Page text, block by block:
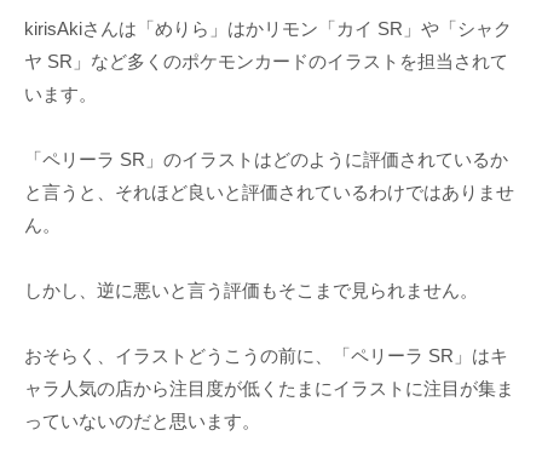
kirisAkiさんは「めりら」はかリモン「カイ SR」や「シャク
ヤ SR」など多くのポケモンカードのイラストを担当されて
います。
「ペリーラ SR」のイラストはどのように評価されているか
と言うと、それほど良いと評価されているわけではありませ
ん。
しかし、逆に悪いと言う評価もそこまで見られません。
おそらく、イラストどうこうの前に、「ペリーラ SR」はキ
ャラ人気の店から注目度が低くたまにイラストに注目が集ま
っていないのだと思います。